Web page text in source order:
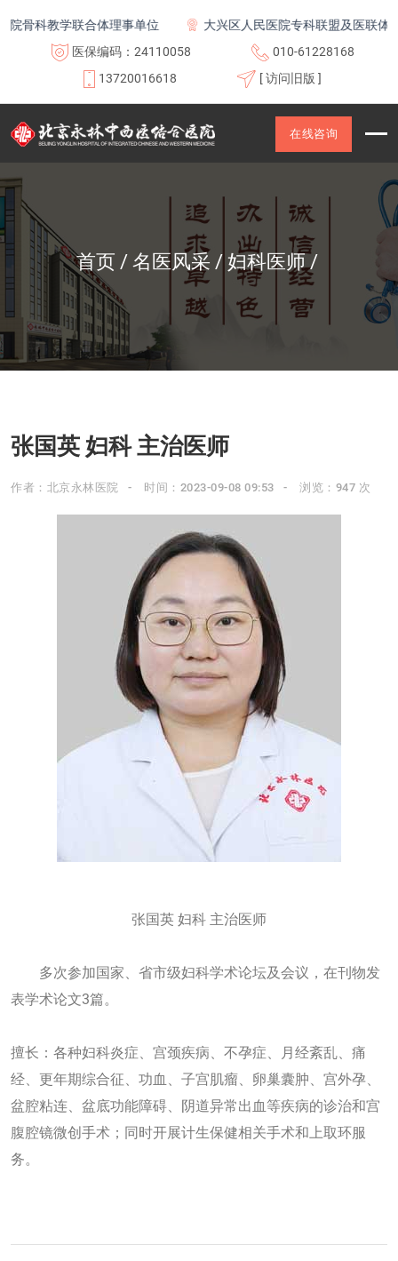
科教学联合体理事单位
大兴区人民医院专科联盟及医联体成
医保编码：24110058
010-61228168
13720016618
[ 访问旧版 ]
在线咨询
首页 名医风采 妇科医师
张国英 妇科 主治医师
作者：北京永林医院 时间：2023-09-08 09:53 浏览：947 次
张国英 妇科 主治医师
多次参加国家、省市级妇科学术论坛及会议，在刊物发
表学术论文3篇。
擅长：各种妇科炎症、宫颈疾病、不孕症、月经紊乱、痛
经、更年期综合征、功血、子宫肌瘤、卵巢囊肿、宫外孕、
盆腔粘连、盆底功能障碍、阴道异常出血等疾病的诊治和宫
腹腔镜微创手术；同时开展计生保健相关手术和上取环服
务。